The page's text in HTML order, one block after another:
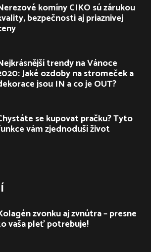
komíny CIKO sú zárukou
bezpečnosti aj priaznivej
trendy na Vánoce
Jaké ozdoby na stromeček a
jsou IN a co je OUT?
se kupovat pračku? Tyto
vám zjednoduší život
zvonku aj zvnútra – presne
vaša pleť potrebuje!